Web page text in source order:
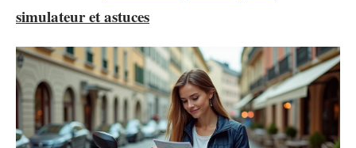
simulateur et astuces